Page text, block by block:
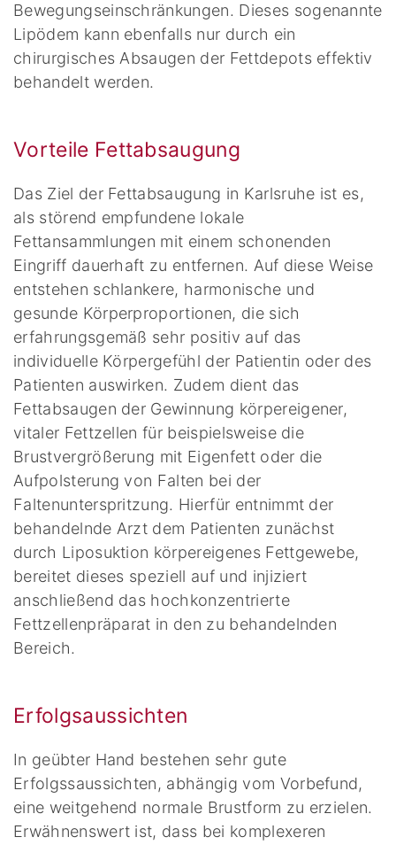
Bewegungseinschränkungen. Dieses sogenannte
Lipödem kann ebenfalls nur durch ein
chirurgisches Absaugen der Fettdepots effektiv
behandelt werden.
Vorteile Fettabsaugung
Das Ziel der Fettabsaugung in Karlsruhe ist es,
als störend empfundene lokale
Fettansammlungen mit einem schonenden
Eingriff dauerhaft zu entfernen. Auf diese Weise
entstehen schlankere, harmonische und
gesunde Körperproportionen, die sich
erfahrungsgemäß sehr positiv auf das
individuelle Körpergefühl der Patientin oder des
Patienten auswirken. Zudem dient das
Fettabsaugen der Gewinnung körpereigener,
vitaler Fettzellen für beispielsweise die
Brustvergrößerung mit Eigenfett oder die
Aufpolsterung von Falten bei der
Faltenunterspritzung. Hierfür entnimmt der
behandelnde Arzt dem Patienten zunächst
durch Liposuktion körpereigenes Fettgewebe,
bereitet dieses speziell auf und injiziert
anschließend das hochkonzentrierte
Fettzellenpräparat in den zu behandelnden
Bereich.
Erfolgsaussichten
In geübter Hand bestehen sehr gute
Erfolgssaussichten, abhängig vom Vorbefund,
eine weitgehend normale Brustform zu erzielen.
Erwähnenswert ist, dass bei komplexeren